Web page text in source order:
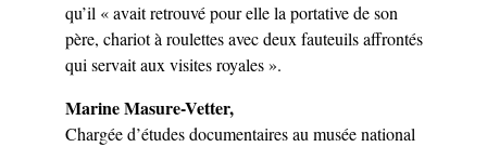
qu’il « avait retrouvé pour elle la portative de son
père, chariot à roulettes avec deux fauteuils affrontés
qui servait aux visites royales ».
Marine Masure-Vetter,
Chargée d’études documentaires au musée national